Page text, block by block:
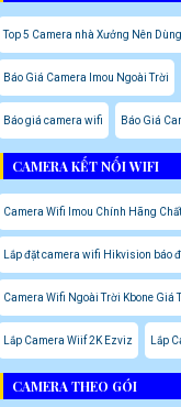
Top 5 Camera nhà Xưởng Nên Dùng
Báo Giá Camera Imou Ngoài Trời
Báo giá camera wifi Báo Giá
CAMERA KẾT NỐI WIFI
Camera Wifi Imou Chính Hãng
Lắp đặt camera wifi Hikvision báo
Camera Wifi Ngoài Trời Kbone Giá
Lắp Camera Wiif 2K Ezviz Lắp
CAMERA THEO GÓI